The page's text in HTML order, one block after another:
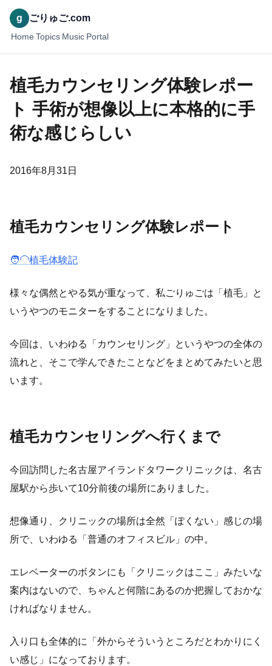
g ごりゅご.com
Home Topics Music Portal
植毛カウンセリング体験レポー
ト 手術が想像以上に本格的に手
術な感じらしい
2016年8月31日
植毛カウンセリング体験レポート
🧑‍🦲植毛体験記
様々な偶然とやる気が重なって、私ごりゅごは「植毛」と
いうやつのモニターをすることになりました。
今回は、いわゆる「カウンセリング」というやつの全体の
流れと、そこで学んできたことなどをまとめてみたいと思
います。
植毛カウンセリングへ行くまで
今回訪問した名古屋アイランドタワークリニックは、名古
屋駅から歩いて10分前後の場所にありました。
想像通り、クリニックの場所は全然「ぽくない」感じの場
所で、いわゆる「普通のオフィスビル」の中。
エレベーターのボタンにも「クリニックはここ」みたいな
案内はないので、ちゃんと何階にあるのか把握しておかな
ければなりません。
入り口も全体的に「外からそういうところだとわかりにく
い感じ」になっております。